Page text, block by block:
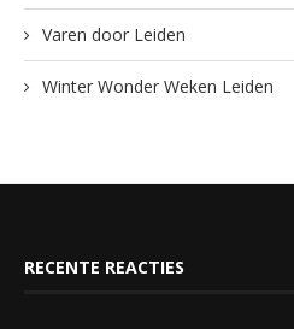
Varen door Leiden
Winter Wonder Weken Leiden
RECENTE REACTIES